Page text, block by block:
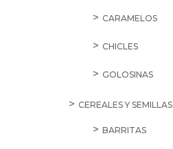
CARAMELOS
CHICLES
GOLOSINAS
CEREALES Y SEMILLAS
BARRITAS